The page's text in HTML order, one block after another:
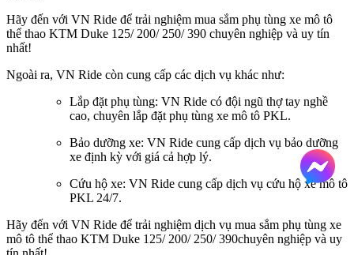
Hãy đến với VN Ride để trải nghiệm mua sắm phụ tùng xe mô tô
thể thao KTM Duke 125/ 200/ 250/ 390 chuyên nghiệp và uy tín
nhất!
Ngoài ra, VN Ride còn cung cấp các dịch vụ khác như:
Lắp đặt phụ tùng: VN Ride có đội ngũ thợ tay nghề
cao, chuyên lắp đặt phụ tùng xe mô tô PKL.
Bảo dưỡng xe: VN Ride cung cấp dịch vụ bảo dưỡng
xe định kỳ với giá cả hợp lý.
Cứu hộ xe: VN Ride cung cấp dịch vụ cứu hộ xe mô tô
PKL 24/7.
Hãy đến với VN Ride để trải nghiệm dịch vụ mua sắm phụ tùng xe
mô tô thể thao KTM Duke 125/ 200/ 250/ 390chuyên nghiệp và uy